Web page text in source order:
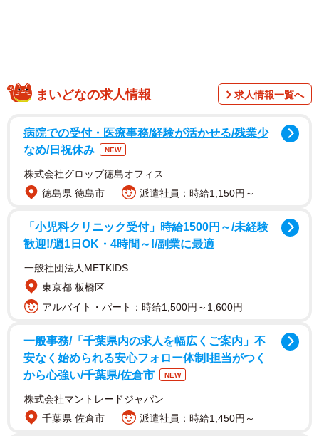
この日Hosophotoさんが乗っていたのは、中国のウルムチ
からパキスタンのイスラマバードへ向かう便。遠回りでは
ウルムチを経由してパキスタンへ向かう旅の道中だったと
いいます。
「前日の乗り継ぎ遅延のため、睡眠時間を確保する予定だ
ったウルムチ到着は深夜2時となりました。翌朝6時には空
時間。乗り継ぎ先の南方航空の便が朝8時発だったこともあ
り、確保できた睡眠時間はわずか2時間でした」
Hosophotoさんによると、「機内は搭乗率が30％くらい
で、座席が横一列ぜんぶ空いていたんです。僕はシート一
まいどなの求人情報 求人情報一覧へ
病院での受付・医療事務/経験が活かせる/残業少
なめ/日祝休み
NEW
株式会社グロップ徳島オフィス
徳島県 徳島市
派遣社員：時給1,150円～
「小児科クリニック受付」時給1500円～/未経験
歓迎!/週1日OK・4時間～!/副業に最適
一般社団法人METKIDS
東京都 板橋区
アルバイト・パート：時給1,500円～1,600円
一般事務/「千葉県内の求人を幅広くご案内」不
安なく始められる安心フォロー体制!担当がつく
から心強い/千葉県/佐倉市
NEW
株式会社マントレードジャパン
千葉県 佐倉市
派遣社員：時給1,450円～